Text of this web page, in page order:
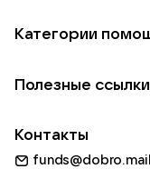
Использование
Для НКО
Партнерам
Категории
Пожилым
Животным
Полезные ссылки
Контакты